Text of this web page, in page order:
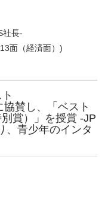
社長-
面（経済面）)
協賛し、「ベスト
賞）」を授賞 ‐JP
、青少年のインタ